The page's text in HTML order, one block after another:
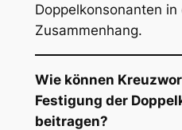
Doppelkonsonanten
Zusammenhang.
Wie können
Festigung der
beitragen?